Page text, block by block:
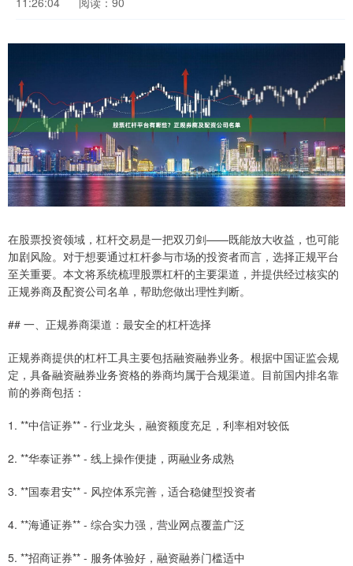
在股票投资领域，杠杆交易是一把双刃剑——既能放大收益，也可能
加剧风险。对于想要通过杠杆参与市场的投资者而言，选择正规平台
至关重要。本文将系统梳理股票杠杆的主要渠道，并提供经过核实的
正规券商及配资公司名单，帮助您做出理性判断。
## 一、正规券商渠道：最安全的杠杆选择
正规券商提供的杠杆工具主要包括融资融券业务。根据中国证监会规
定，具备融资融券业务资格的券商均属于合规渠道。目前国内排名靠
前的券商包括：
1. **中信证券** - 行业龙头，融资额度充足，利率相对较低
2. **华泰证券** - 线上操作便捷，两融业务成熟
3. **国泰君安** - 风控体系完善，适合稳健型投资者
4. **海通证券** - 综合实力强，营业网点覆盖广泛
5. **招商证券** - 服务体验好，融资融券门槛适中